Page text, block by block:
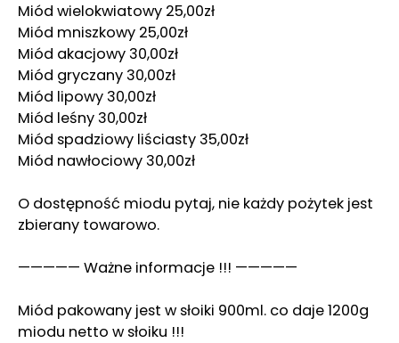
Miód wielokwiatowy 25,00zł
Miód mniszkowy 25,00zł
Miód akacjowy 30,00zł
Miód gryczany 30,00zł
Miód lipowy 30,00zł
Miód leśny 30,00zł
Miód spadziowy liściasty 35,00zł
Miód nawłociowy 30,00zł
O dostępność miodu pytaj, nie każdy pożytek jest
zbierany towarowo.
————— Ważne informacje !!! —————
Miód pakowany jest w słoiki 900ml. co daje 1200g
miodu netto w słoiku !!!